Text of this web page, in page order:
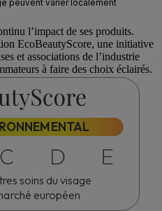
l’impact de ses produits.
EcoBeautyScore, une initiative
et associations de l’industrie
à faire des choix éclairés.
soins du visage
européen